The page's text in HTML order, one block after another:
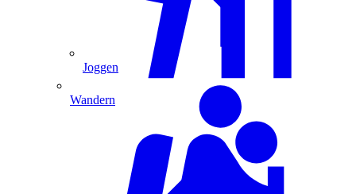
Joggen
Wandern